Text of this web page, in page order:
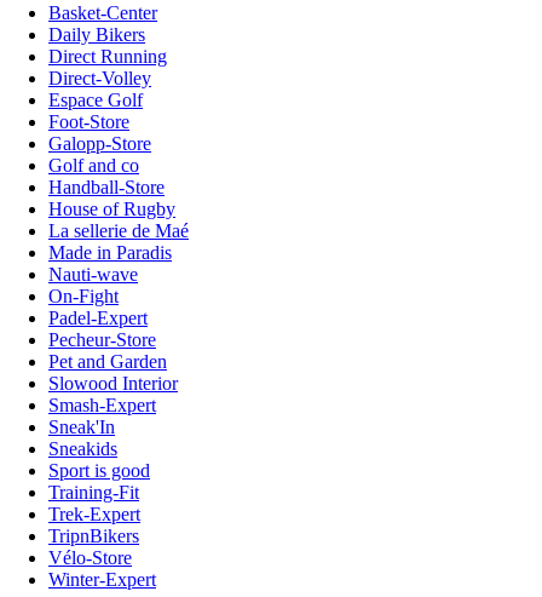
Basket-Center
Daily Bikers
Direct Running
Direct-Volley
Espace Golf
Foot-Store
Galopp-Store
Golf and co
Handball-Store
House of Rugby
La sellerie de Maé
Made in Paradis
Nauti-wave
On-Fight
Padel-Expert
Pecheur-Store
Pet and Garden
Slowood Interior
Smash-Expert
Sneak'In
Sneakids
Sport is good
Training-Fit
Trek-Expert
TripnBikers
Vélo-Store
Winter-Expert